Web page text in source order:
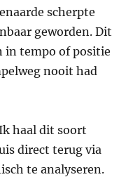
scherpte
geworden. Dit
in tempo of positie
nooit had
haal dit soort
direct terug via
te analyseren.